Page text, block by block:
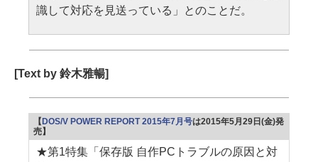
識して対応を見送っている」とのことだ。
[Text by 鈴木雅暢]
【DOS/V POWER REPORT 2015年7月号は2015年5月29日(金)発
売】
★第1特集「保存版 自作PCトラブルの原因と対